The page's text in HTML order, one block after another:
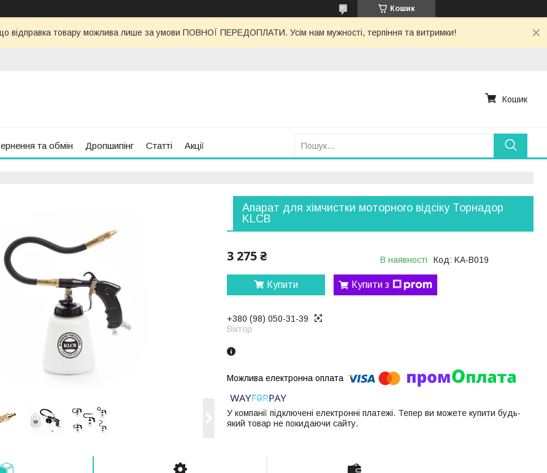
Кошик
відправка товару можлива лише за умови ПОВНОЇ ПЕРЕДОПЛАТИ. Усім нам мужності, терпіння та витримки!
Кошик
та обмін Дропшипінг Статті Акції
Апарат для хімчистки моторного відсіку Торнадор
KLCB
3 275 ₴ В наявності Код: KA-B019
Купити Купити з
+380 (98) 050-31-39
Віктор
У компанії підключені електронні платежі. Тепер ви можете купити будь-
який товар не покидаючи сайту.